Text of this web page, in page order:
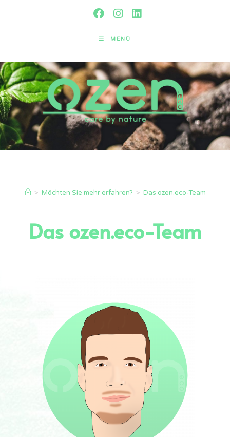
MENÜ
> Möchten Sie mehr erfahren? > Das ozen.eco-Team
Das ozen.eco-Team